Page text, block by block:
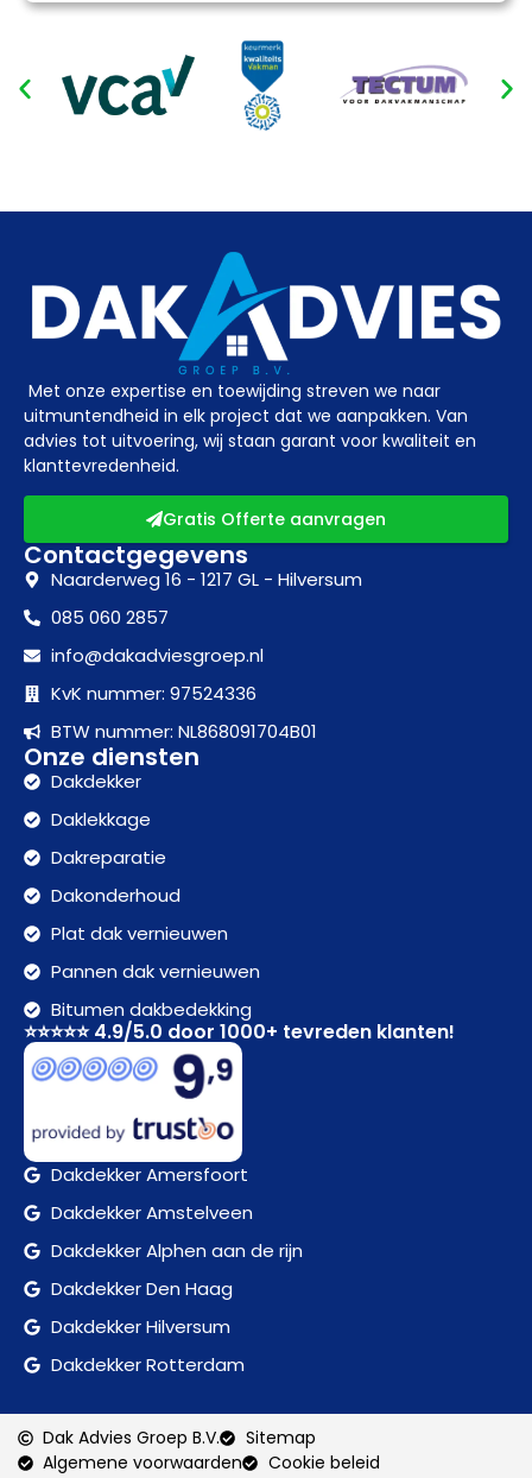
Met onze expertise en toewijding streven we naar
uitmuntendheid in elk project dat we aanpakken. Van
advies tot uitvoering, wij staan garant voor kwaliteit en
klanttevredenheid.
Gratis Offerte aanvragen
Contactgegevens
Naarderweg 16 - 1217 GL - Hilversum
085 060 2857
info@dakadviesgroep.nl
KvK nummer: 97524336
BTW nummer: NL868091704B01
Onze diensten
Dakdekker
Daklekkage
Dakreparatie
Dakonderhoud
Plat dak vernieuwen
Pannen dak vernieuwen
Bitumen dakbedekking
⭐⭐⭐⭐⭐ 4.9/5.0 door 1000+ tevreden klanten!
Dakdekker Amersfoort
Dakdekker Amstelveen
Dakdekker Alphen aan de rijn
Dakdekker Den Haag
Dakdekker Hilversum
Dakdekker Rotterdam
Dak Advies Groep B.V.
Sitemap
Algemene voorwaarden
Cookie beleid